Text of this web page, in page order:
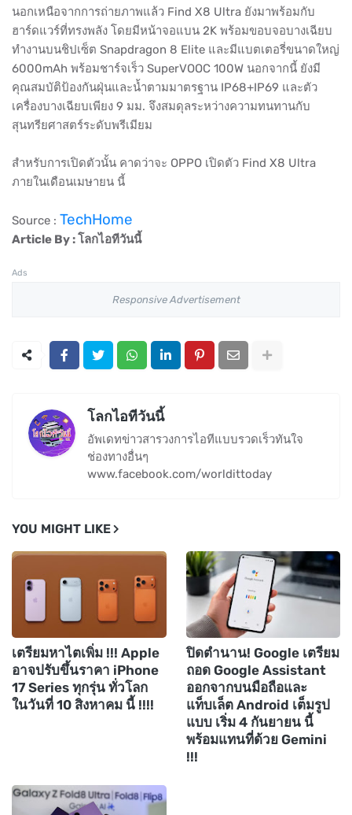
นอกเหนือจากการถ่ายภาพแล้ว Find X8 Ultra ยังมาพร้อมกับ
ฮาร์ดแวร์ที่ทรงพลัง โดยมีหน้าจอแบน 2K พร้อมขอบจอบางเฉียบ
ทำงานบนชิปเซ็ต Snapdragon 8 Elite และมีแบตเตอรี่ขนาดใหญ่
6000mAh พร้อมชาร์จเร็ว SuperVOOC 100W นอกจากนี้ ยังมี
คุณสมบัติป้องกันฝุ่นและน้ำตามมาตรฐาน IP68+IP69 และตัว
เครื่องบางเฉียบเพียง 9 มม. จึงสมดุลระหว่างความทนทานกับ
สุนทรียศาสตร์ระดับพรีเมียม
สำหรับการเปิดตัวนั้น คาดว่าจะ OPPO เปิดตัว Find X8 Ultra
ภายในเดือนเมษายน นี้
Source : TechHome
Article By : โลกไอทีวันนี้
Ads
Responsive Advertisement
โลกไอทีวันนี้
อัพเดทข่าวสารวงการไอทีแบบรวดเร็วทันใจ
ช่องทางอื่นๆ
www.facebook.com/worldittoday
YOU MIGHT LIKE
เตรียมหาไตเพิ่ม !!! Apple
อาจปรับขึ้นราคา iPhone
17 Series ทุกรุ่น ทั่วโลก
ในวันที่ 10 สิงหาคม นี้ !!!!
ปิดตำนาน! Google เตรียม
ถอด Google Assistant
ออกจากบนมือถือและ
แท็บเล็ต Android เต็มรูป
แบบ เริ่ม 4 กันยายน นี้
พร้อมแทนที่ด้วย Gemini
!!!